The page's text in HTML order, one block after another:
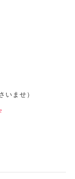
いませ）